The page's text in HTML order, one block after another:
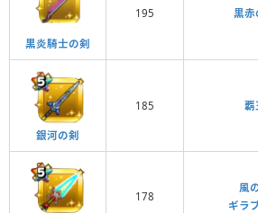
黒炎騎士の剣
195 黒赤
銀河の剣
185 覇
178
風
ギラ